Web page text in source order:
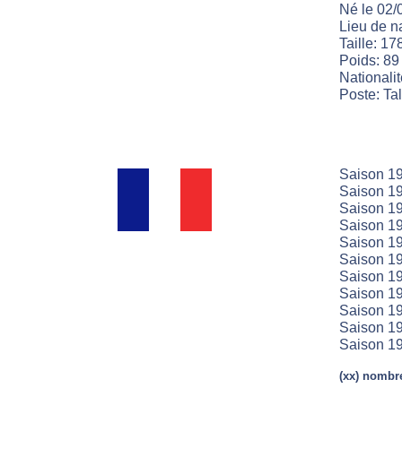
Né le 02/
Lieu de
Taille:
Poids:
Poste:
Saison
Saison
Saison
Saison
Saison
Saison
Saison
Saison
Saison
Saison
Saison
(xx)